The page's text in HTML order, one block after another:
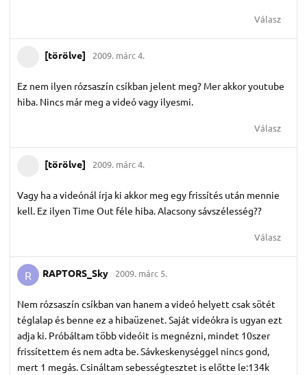
Válasz
[törölve] 2009. márc 4.
Ez nem ilyen rózsaszín csíkban jelent meg? Mer akkor youtube
hiba. Nincs már meg a videó vagy ilyesmi.
Válasz
[törölve] 2009. márc 4.
Vagy ha a videónál írja ki akkor meg egy frissítés után mennie
kell. Ez ilyen Time Out féle hiba. Alacsony sávszélesség??
Válasz
R RAPTORS_Sky 2009. márc 5.
Nem rózsaszín csíkban van hanem a videó helyett csak sötét
téglalap és benne ez a hibaüzenet. Saját videókra is ugyan ezt
adja ki. Próbáltam több videóit is megnézni, mindet 10szer
frissítettem és nem adta be. Sávkeskenységgel nincs gond,
mert 1 megás. Csináltam sebességtesztet is előtte le:134k